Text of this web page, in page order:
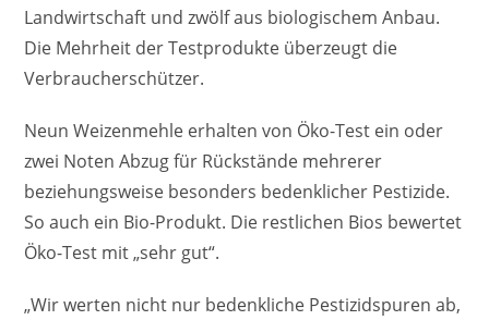
Landwirtschaft und zwölf aus biologischem Anbau.
Die Mehrheit der Testprodukte überzeugt die
Verbraucherschützer.
Neun Weizenmehle erhalten von Öko-Test ein oder
zwei Noten Abzug für Rückstände mehrerer
beziehungsweise besonders bedenklicher Pestizide.
So auch ein Bio-Produkt. Die restlichen Bios bewertet
Öko-Test mit „sehr gut“.
„Wir werten nicht nur bedenkliche Pestizidspuren ab,